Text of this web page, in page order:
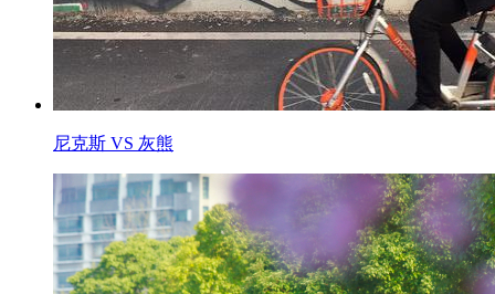
尼克斯 VS 灰熊